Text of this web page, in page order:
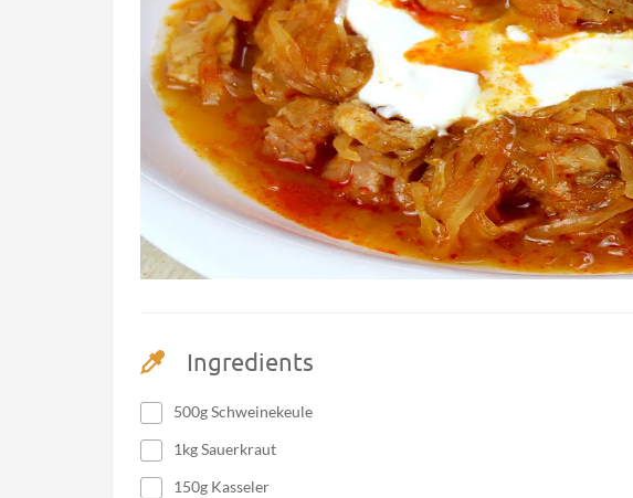
Ingredients
500g Schweinekeule
1kg Sauerkraut
150g Kasseler